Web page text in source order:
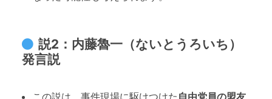
説2：内藤魯一（ないとうろいち）
発言説
この説は、事件現場に駆けつけた 自由党員の盟友